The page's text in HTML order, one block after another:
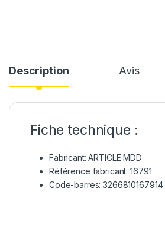
Description Avis
Fiche technique :
Fabricant: ARTICLE MDD
Référence fabricant: 16791
Code-barres: 3266810167914